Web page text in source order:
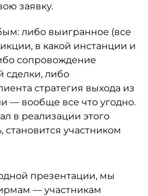
заявку.
либо выигранное (все
в какой инстанции и
сопровождение
сделки, либо
стратегия выхода из
— вообще все что угодно.
в реализации этого
участником
презентации, мы
— участникам